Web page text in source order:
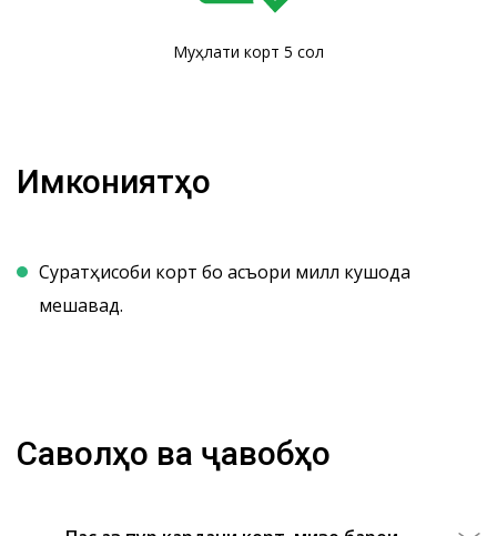
Муҳлати корт 5 сол
Имкониятҳо
Суратҳисоби корт бо асъори миллӣ кушода
мешавад.
Саволҳо ва ҷавобҳо